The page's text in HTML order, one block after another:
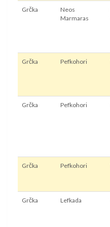
Grčka
Neos
Marmaras
Grčka Pefkohori
Grčka Pefkohori
Grčka Pefkohori
Grčka Lefkada